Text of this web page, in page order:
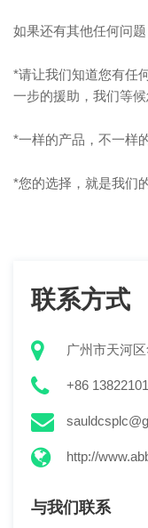
如果还有其他任何问题
*请让我们知道您有任
一步的援助，我们等候
*一样的产品，不一样
*您的选择，就是我们
联系方式
广州市天河
+86
http://
与我们联系